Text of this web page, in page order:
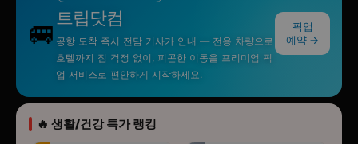
🚐 트립닷컴
공항 도착 즉시 전담 기사가 안내 — 전용 차량으로
호텔까지 짐 걱정 없이, 피곤한 이동을 프리미엄 픽
업 서비스로 편안하게 시작하세요.
픽업
예약 →
🔥 생활/건강 특가 랭킹